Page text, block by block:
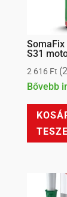
S31
2 616 Ft (
Bővebb